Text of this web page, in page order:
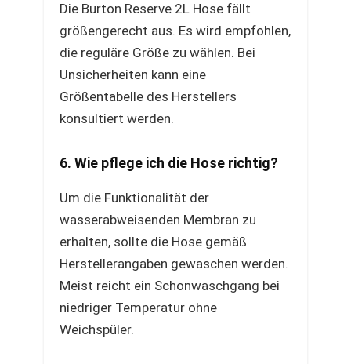
Die Burton Reserve 2L Hose fällt
größengerecht aus. Es wird empfohlen,
die reguläre Größe zu wählen. Bei
Unsicherheiten kann eine
Größentabelle des Herstellers
konsultiert werden.
6. Wie pflege ich die Hose richtig?
Um die Funktionalität der
wasserabweisenden Membran zu
erhalten, sollte die Hose gemäß
Herstellerangaben gewaschen werden.
Meist reicht ein Schonwaschgang bei
niedriger Temperatur ohne
Weichspüler.